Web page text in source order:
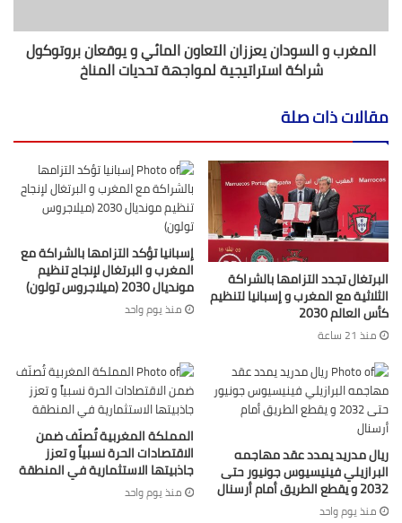
المغرب و السودان يعززان التعاون المائي و يوقعان بروتوكول
شراكة استراتيجية لمواجهة تحديات المناخ
مقالات ذات صلة
البرتغال تجدد التزامها بالشراكة
الثلاثية مع المغرب و إسبانيا لتنظيم
كأس العالم 2030
منذ 21 ساعة
إسبانيا تؤكد التزامها بالشراكة مع
المغرب و البرتغال لإنجاح تنظيم
مونديال 2030 (ميلاجروس تولون)
منذ يوم واحد
ريال مدريد يمدد عقد مهاجمه
البرازيلي فينيسيوس جونيور حتى
2032 و يقطع الطريق أمام أرسنال
منذ يوم واحد
المملكة المغربية تُصنّف ضمن
الاقتصادات الحرة نسبياً و تعزز
جاذبيتها الاستثمارية في المنطقة
منذ يوم واحد